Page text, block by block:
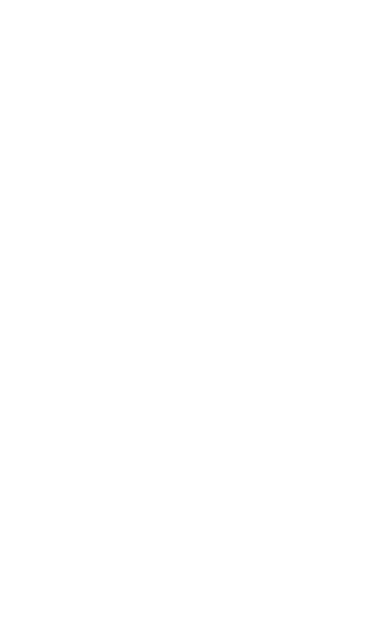
überzeugen Sie uns mit Ihrer Idee.